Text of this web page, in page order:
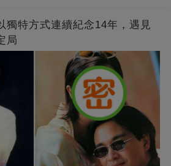
獨特方式連續紀念14年，遇見
局